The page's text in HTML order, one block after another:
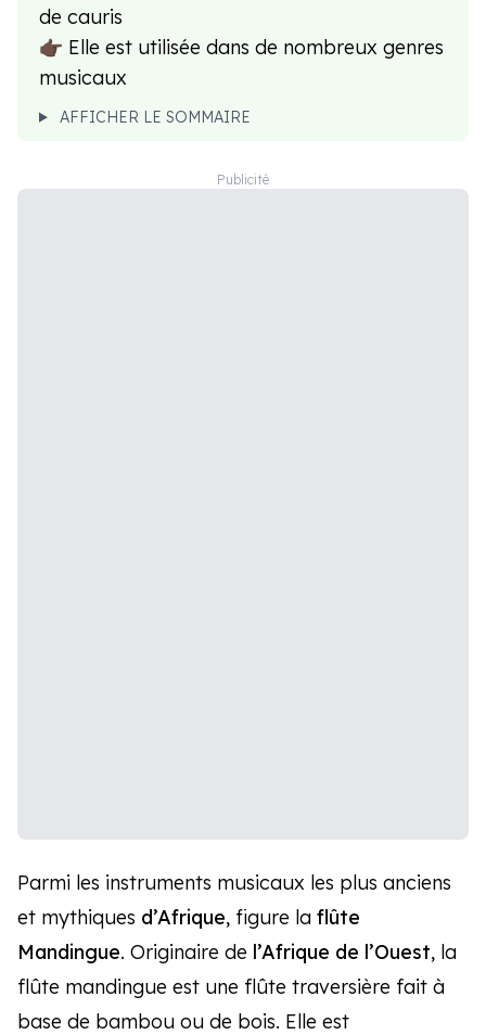
de cauris
👉🏿 Elle est utilisée dans de nombreux genres
musicaux
AFFICHER LE SOMMAIRE
Parmi les instruments musicaux les plus anciens
et mythiques d’Afrique, figure la flûte
Mandingue. Originaire de l’Afrique de l’Ouest, la
flûte mandingue est une flûte traversière fait à
base de bambou ou de bois. Elle est